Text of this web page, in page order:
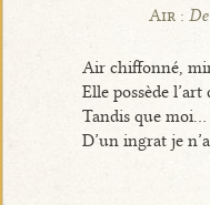
Air :
Air chiffonné,
Elle possède
Tandis que
D’un ingrat je